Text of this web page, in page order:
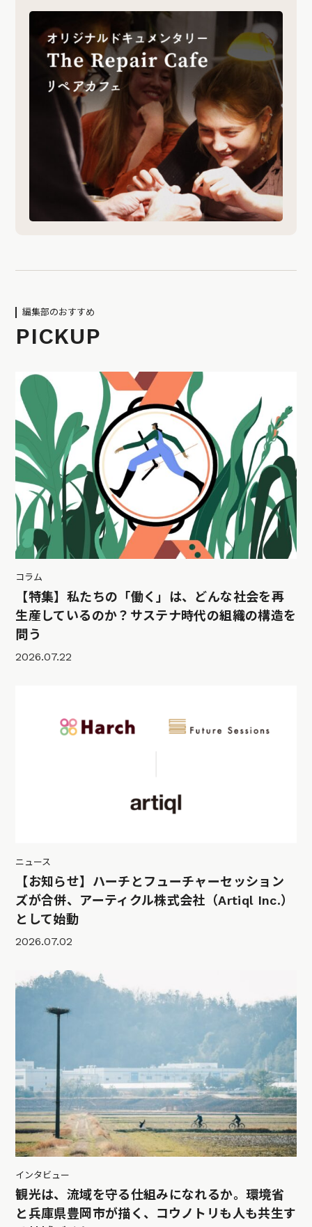
編集部のおすすめ
PICKUP
コラム
【特集】私たちの「働く」は、どんな社会を再
生産しているのか？サステナ時代の組織の構造を
問う
2026.07.22
ニュース
【お知らせ】ハーチとフューチャーセッション
ズが合併、アーティクル株式会社（Artiql Inc.）
として始動
2026.07.02
インタビュー
観光は、流域を守る仕組みになれるか。環境省
と兵庫県豊岡市が描く、コウノトリも人も共生す